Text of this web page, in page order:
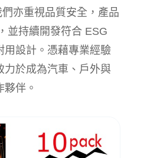
亦重視品質安全，產品
並持續開發符合 ESG
用設計。憑藉專業經驗
力於成為汽車、戶外與
伴。